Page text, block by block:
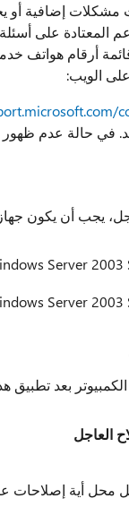
إضافية أو
المعتادة على
في حالة عدم
يجب أن يكون
Server 2003
Server 2003
بعد تطبيق
العاجل
محل أية إصلاحات